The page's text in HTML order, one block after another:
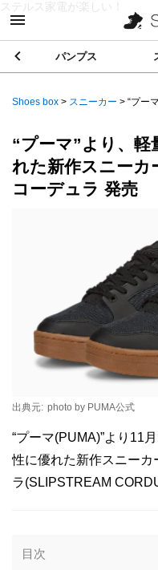
ステルス家電が楽しい！
パンプス
Shoes box > スニーカー > “プー
“プーマ”より、軽
れた新作スニーカ
コーデュラ 発売
出典元: photo by PUMA公式
“プーマ(PUMA)”より11
性に優れた新作スニーカ
ラ(SLIPSTREAM
目次